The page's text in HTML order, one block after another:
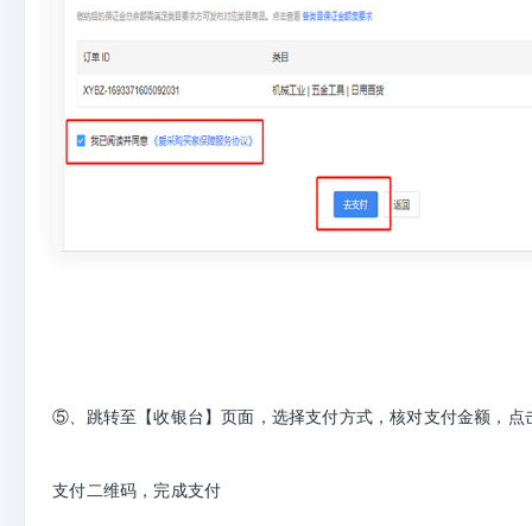
⑤、跳转至【收银台】页面，选择支付方式，核对支付金额，点
支付二维码，完成支付